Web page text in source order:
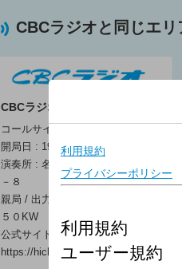
土曜朝6
の会。
06:00 ～
CBCラジオと同じエ
CBCラジオ
コールサイン : JOAR
開局日 : 1951年9月1日
演奏所 : 名古屋市中区新栄１－２
－８
親局 / 出力 : 長島１０５３ｋHz/
５０KW
公式サイト :
https://hicbc.com/radio/